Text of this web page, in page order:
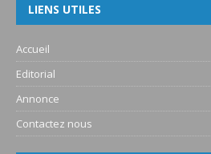
LIENS UTILES
Accueil
Editorial
Annonce
Contactez nous